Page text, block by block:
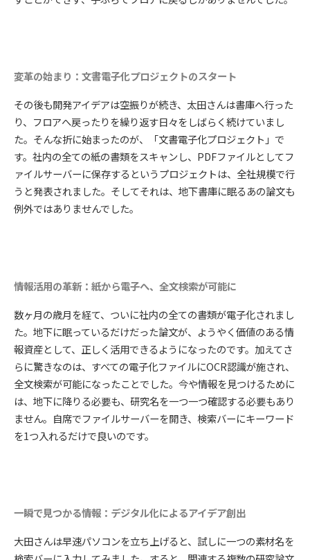
変革の始まり：文書電子化プロジェクトのスタート
その後も開発アイデアは空振りが続き、太田さんは書庫へ行った
り、フロアへ戻ったりを繰り返す日々をしばらく続けていまし
た。そんな折に始まったのが、「文書電子化プロジェクト」で
す。社内の全ての紙の書類をスキャンし、PDFファイルとしてフ
ァイルサーバーに保存するというプロジェクトは、全社規模で行
うと発表されました。そしてそれは、地下書庫に眠るあの論文も
例外ではありませんでした。
情報活用の革新：紙から電子へ、全文検索が可能に
数ヶ月の歳月を経て、ついに社内の全ての書類が電子化されまし
た。地下に眠っているだけだった論文が、ようやく価値のある情
報資産として、正しく活用できるようになったのです。加えてさ
らに驚きなのは、すべての電子化ファイルにOCR認識が施され、
全文検索が可能になったことでした。今や情報を見つけるために
は、地下に降りる必要も、研究名を一つ一つ確認する必要もあり
ません。自席でファイルサーバーを開き、検索バーにキーワード
を1つ入れるだけで良いのです。
一瞬で見つかる情報：デジタル化によるアイデア創出
大田さんは早速パソコンを立ち上げると、試しに一つの素材名を